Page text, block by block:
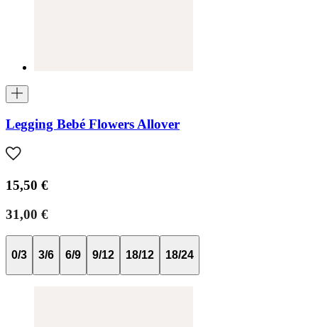
Legging Bebé Flowers Allover
15,50 €
31,00 €
0/3 3/6 6/9 9/12 18/12 18/24